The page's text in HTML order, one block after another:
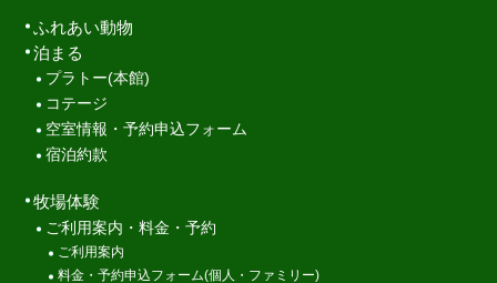
ふれあい動物
泊まる
プラトー(本館)
コテージ
空室情報・予約申込フォーム
宿泊約款
牧場体験
ご利用案内・料金・予約
ご利用案内
料金・予約申込フォーム(個人・ファミリー)